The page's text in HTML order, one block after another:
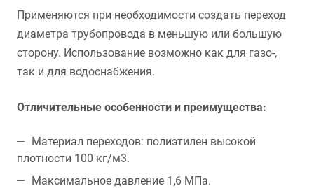
Применяются при необходимости создать переход
диаметра трубопровода в меньшую или большую
сторону. Использование возможно как для газо-,
так и для водоснабжения.
Отличительные особенности и преимущества:
Материал переходов: полиэтилен высокой
плотности 100 кг/м3.
Максимальное давление 1,6 МПа.